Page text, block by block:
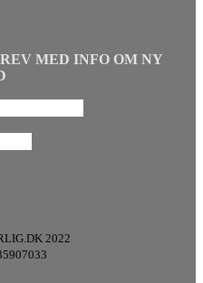
MED INFO OM NY
2022